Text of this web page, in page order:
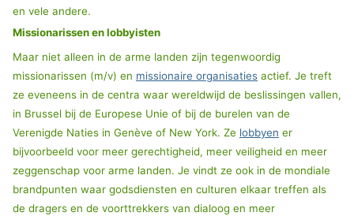
en vele andere.
Missionarissen en lobbyisten
Maar niet alleen in de arme landen zijn tegenwoordig
missionarissen (m/v) en missionaire organisaties actief. Je treft
ze eveneens in de centra waar wereldwijd de beslissingen vallen,
in Brussel bij de Europese Unie of bij de burelen van de
Verenigde Naties in Genève of New York. Ze lobbyen er
bijvoorbeeld voor meer gerechtigheid, meer veiligheid en meer
zeggenschap voor arme landen. Je vindt ze ook in de mondiale
brandpunten waar godsdiensten en culturen elkaar treffen als
de dragers en de voorttrekkers van dialoog en meer